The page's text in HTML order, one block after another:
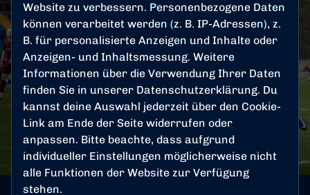
Website zu verbessern. Personenbezogene Daten
können verarbeitet werden (z. B. IP-Adressen), z.
B. für personalisierte Anzeigen und Inhalte oder
Anzeigen- und Inhaltsmessung. Weitere
Informationen über die Verwendung Ihrer Daten
finden Sie in unserer Datenschutzerklärung. Du
kannst deine Auswahl jederzeit über den Cookie-
Link am Ende der Seite widerrufen oder
anpassen. Bitte beachte, dass aufgrund
individueller Einstellungen möglicherweise nicht
alle Funktionen der Website zur Verfügung
stehen.